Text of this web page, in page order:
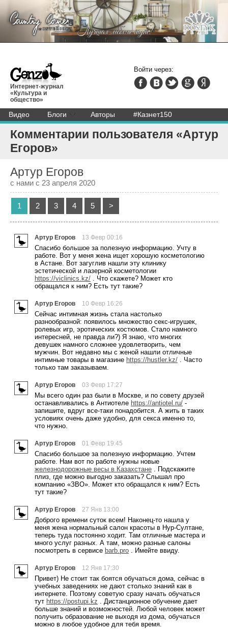
Интернет-журнал
«Культура и
общество»
Видео Блоги Авторы #Казнет150
Войти через:
Комментарии пользователя «Артур
Егоров»
Артур Егоров
с нами с 23 апреля 2020
1 2 3 4 5 >
Артур Егоров 13 Февр 00:16
Спасибо большое за полезную информацию. Учту в
работе. Вот у меня жена ищет хорошую косметологию
в Астане. Вот загуглив нашли эту клинику
эстетической и лазерной косметологии
https://viclinics.kz/ . Что скажете? Может кто
обращался к ним? Есть тут такие?
Артур Егоров 10 Февр 16:26
Сейчас интимная жизнь стала настолько
разнообразной: появилось множество секс-игрушек,
ролевых игр, эротических костюмов. Стало намного
интересней, не правда ли?) Я знаю, что многих
девушек намного сложнее удовлетворить, чем
мужчин. Вот недавно мы с женой нашли отличные
интимные товары в магазине https://hustler.kz/ . Часто
только там заказываем.
Артур Егоров 03 Февр 17:27
Мы всего один раз были в Москве, и по совету друзей
останавливались в Антиотеле https://antiotel.ru/ -
запишите, вдруг все-таки понадобится. А жить в таких
условиях очень даже удобно, для секса именно то,
что нужно.
Артур Егоров 01 Февр 19:45
Спасибо большое за полезную информацию. Учтем
работе. Нам вот по работе нужны новые
железнодорожные весы в Казахстане . Подскажите
плиз, где можно выгодно заказать? Слышал про
компанию «ЗВО». Может кто обращался к ним? Есть
тут такие?
Артур Егоров 27 Янв 13:00
Доброго времени суток всем! Наконец-то нашла у
меня жена нормальный салон красоты в Нур-Султане,
теперь туда постоянно ходит. Там отличные мастера и
много услуг разных. А там, можно разные салоны
посмотреть в сервисе barb.pro . Имейте ввиду.
Артур Егоров 12 Янв 17:30
Привет) Не стоит так боятся обучаться дома, сейчас в
учебных заведениях не дают столько знаний как в
интернете. Поэтому советую сразу начать обучаться
тут https://postupi.kz . Дистанционное обучение дает
больше знаний и возможностей. Любой человек может
получить образование не выходя из дома, обучаться
можно в любое удобное для тебя время.